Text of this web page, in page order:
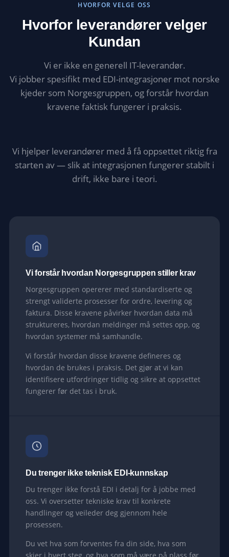
HVORFOR VELGE OSS
Hvorfor leverandører velger
Kundan
Vi er ikke en generell IT-leverandør.
Vi jobber spesifikt med EDI-integrasjoner mot norske
kjeder som Norgesgruppen, og forstår hvordan
kravene faktisk fungerer i praksis.
Vi hjelper leverandører med å få oppsettet riktig fra
starten av — slik at integrasjonen fungerer stabilt i
drift, ikke bare i teori.
Vi forstår hvordan Norgesgruppen stiller krav
Norgesgruppen opererer med standardiserte og
strengt validerte prosesser for ordre, levering og
faktura. Disse kravene påvirker hvordan data må
struktureres, hvordan meldinger må settes opp, og
hvordan systemer må samhandle.
Vi forstår hvordan disse kravene defineres og
hvordan de brukes i praksis. Det gjør at vi kan
identifisere utfordringer tidlig og sikre at oppsettet
fungerer før det tas i bruk.
Du trenger ikke teknisk EDI-kunnskap
Du trenger ikke forstå EDI i detalj for å jobbe med
oss. Vi oversetter tekniske krav til konkrete
handlinger og veileder deg gjennom hele
prosessen.
Du vet hva som forventes fra din side, hva som